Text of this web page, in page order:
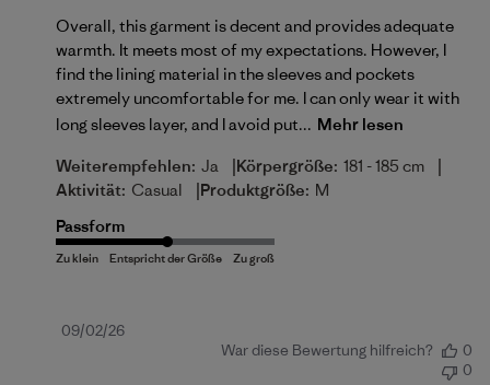
Overall, this garment is decent and provides adequate
warmth. It meets most of my expectations. However, I
find the lining material in the sleeves and pockets
extremely uncomfortable for me. I can only wear it with
long sleeves layer, and I avoid put... Mehr lesen
Weiterempfehlen: Ja |Körpergröße: 181 - 185 cm |
Aktivität: Casual |Produktgröße: M
Passform
Veröffentlichungsdatum
09/02/26
War diese Bewertung hilfreich?
0
0